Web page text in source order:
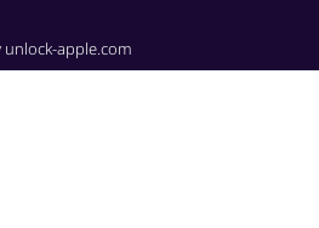
unlock-apple.com